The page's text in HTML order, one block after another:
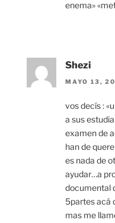
enema»
Shezi
MAYO 13,
vos decís :
a sus
examen de
han de
es nada de
ayudar…a
documental
5partes acá
mas me